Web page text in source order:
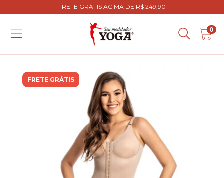
FRETE GRÁTIS ACIMA DE R$ 249,90
0
FRETE GRÁTIS